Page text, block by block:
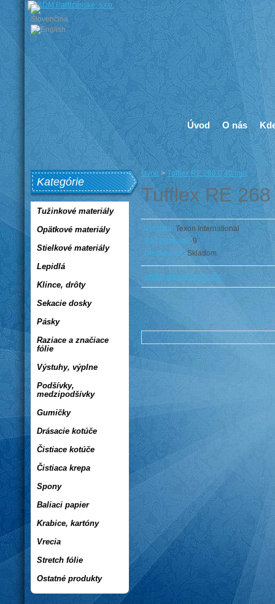
Úvod O nás
Kategórie
Tužinkové materiály
Opätkové materiály
Stielkové materiály
Lepidlá
Klince, drôty
Sekacie dosky
Pásky
Raziace a značiace
fólie
Výstuhy, výplne
Podšívky,
medzipodšívky
Gumičky
Drásacie kotúče
Čistiace kotúče
Čistiaca krepa
Spony
Baliaci papier
Krabice, kartóny
Vrecia
Stretch fólie
Ostatné produkty
Úvod > Tufflex RE 268 0,40 mm
Tufflex RE
Výrobca: Texon International
Kód produktu: 9
Dostupnosť: Skladom
Pridať do porovnávača